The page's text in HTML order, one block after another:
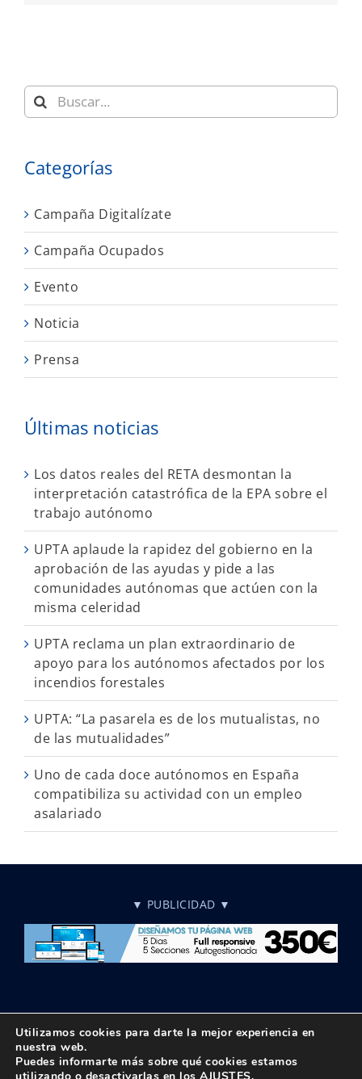
Buscar:
Categorías
Campaña Digitalízate
Campaña Ocupados
Evento
Noticia
Prensa
Últimas noticias
Los datos reales del RETA desmontan la
interpretación catastrófica de la EPA sobre el
trabajo autónomo
UPTA aplaude la rapidez del gobierno en la
aprobación de las ayudas y pide a las
comunidades autónomas que actúen con la
misma celeridad
UPTA reclama un plan extraordinario de
apoyo para los autónomos afectados por los
incendios forestales
UPTA: “La pasarela es de los mutualistas, no
de las mutualidades”
Uno de cada doce autónomos en España
compatibiliza su actividad con un empleo
asalariado
▼ PUBLICIDAD ▼
© Copyright 2018 - 2026 UPTA | Todos los derechos reservados
Utilizamos cookies para darte la mejor experiencia en
nuestra web.
Puedes informarte más sobre qué cookies estamos